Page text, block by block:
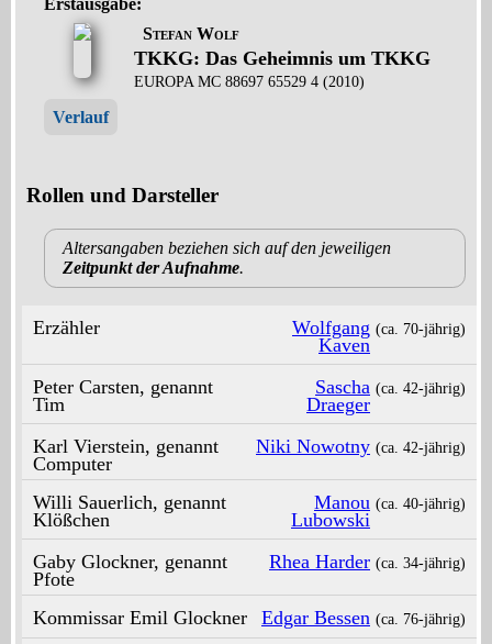
Stefan Wolf
TKKG: Das Geheimnis um TKKG
EUROPA MC 88697 65529 4 (2010)
Verlauf
Rollen und Darsteller
Altersangaben beziehen sich auf den jeweiligen
Zeitpunkt der Aufnahme.
Erzähler
Wolfgang
Kaven
(ca. 70‑jährig)
Peter Carsten, genannt
Tim
Sascha
Draeger
(ca. 42‑jährig)
Karl Vierstein, genannt
Computer
Niki Nowotny (ca. 42‑jährig)
Willi Sauerlich, genannt
Klößchen
Manou
Lubowski
(ca. 40‑jährig)
Gaby Glockner, genannt
Pfote
Rhea Harder (ca. 34‑jährig)
Kommissar Emil Glockner Edgar Bessen (ca. 76‑jährig)